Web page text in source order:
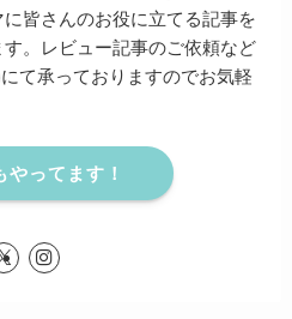
皆さんのお役に立てる記事を
。レビュー記事のご依頼など
て承っておりますのでお気軽
ってます！